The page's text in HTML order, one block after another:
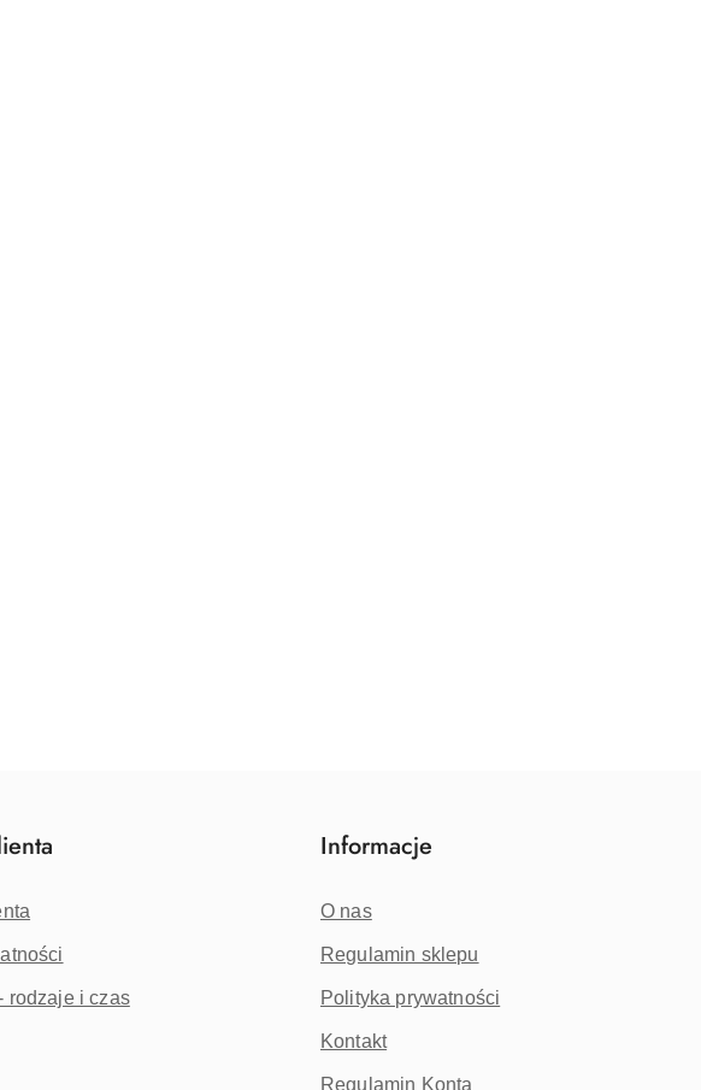
rodzaje i czas
Informacje
O nas
Regulamin sklepu
Polityka prywatności
Kontakt
Regulamin Konta